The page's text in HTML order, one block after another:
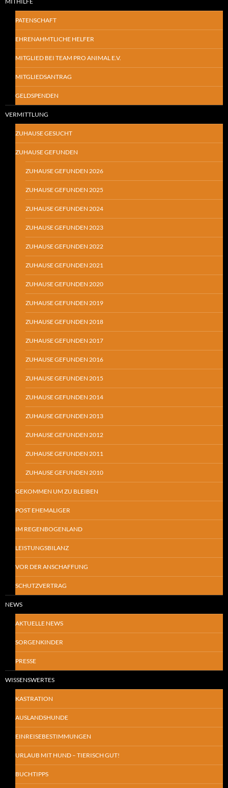
PATENSCHAFT
EHRENAHMTLICHE HELFER
MITGLIED BEI TEAM PRO ANIMAL E.V.
MITGLIEDSANTRAG
GELDSPENDEN
VERMITTLUNG
ZUHAUSE GESUCHT
ZUHAUSE GEFUNDEN
ZUHAUSE GEFUNDEN 2026
ZUHAUSE GEFUNDEN 2025
ZUHAUSE GEFUNDEN 2024
ZUHAUSE GEFUNDEN 2023
ZUHAUSE GEFUNDEN 2022
ZUHAUSE GEFUNDEN 2021
ZUHAUSE GEFUNDEN 2020
ZUHAUSE GEFUNDEN 2019
ZUHAUSE GEFUNDEN 2018
ZUHAUSE GEFUNDEN 2017
ZUHAUSE GEFUNDEN 2016
ZUHAUSE GEFUNDEN 2015
ZUHAUSE GEFUNDEN 2014
ZUHAUSE GEFUNDEN 2013
ZUHAUSE GEFUNDEN 2012
ZUHAUSE GEFUNDEN 2011
ZUHAUSE GEFUNDEN 2010
GEKOMMEN UM ZU BLEIBEN
POST EHEMALIGER
IM REGENBOGENLAND
LEISTUNGSBILANZ
VOR DER ANSCHAFFUNG
SCHUTZVERTRAG
NEWS
AKTUELLE NEWS
SORGENKINDER
PRESSE
WISSENSWERTES
KASTRATION
AUSLANDSHUNDE
EINREISEBESTIMMUNGEN
URLAUB MIT HUND – TIERISCH GUT!
BUCHTIPPS